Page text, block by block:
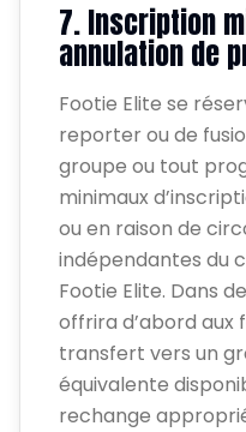
7. Inscription
annulation de
Footie Elite se
reporter ou de
groupe ou tout
minimaux
ou en raison de
indépendantes du
Footie Elite. Dans
offrira d’abord aux
transfert vers un
équivalente
rechange